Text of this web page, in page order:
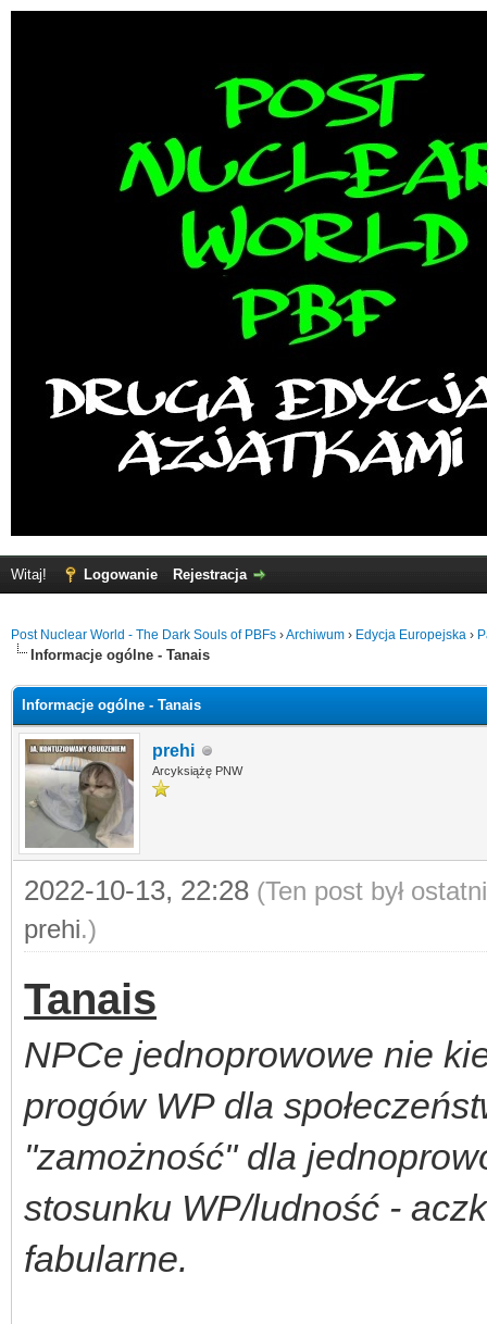
Witaj! Logowanie Rejestracja
Post Nuclear World - The Dark Souls of PBFs ›Archiwum › Edycja Europejska ›
Informacje ogólne - Tanais
Informacje ogólne - Tanais
prehi
Arcyksiążę PNW
2022-10-13, 22:28 (Ten post był
prehi.)
Tanais
NPCe jednoprowowe nie
progów WP dla
"zamożność" dla
stosunku WP/ludność -
fabularne.